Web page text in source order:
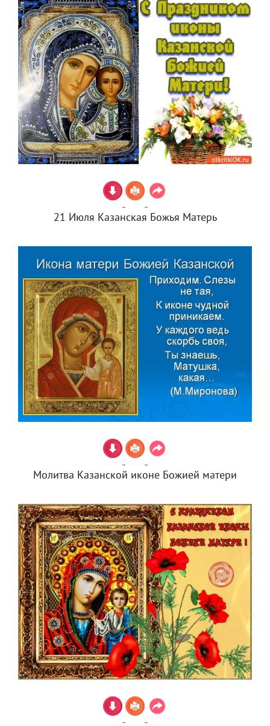
21 Июля Казанская Божья Матерь
Молитва Казанской иконе Божией матери